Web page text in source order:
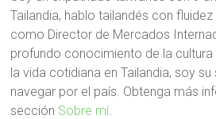
Tailandia, hablo tailandés con
como Director de Mercados
profundo conocimiento de la
la vida cotidiana en Tailandia, soy
navegar por el país. Obtenga más
sección Sobre mí.